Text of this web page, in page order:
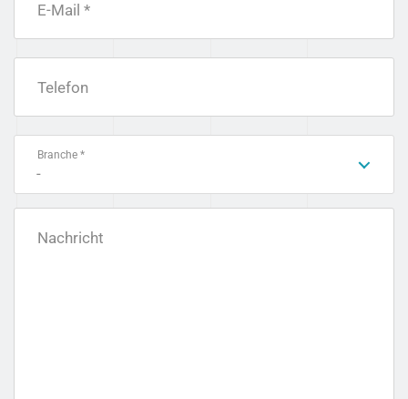
E-Mail *
Telefon
Branche *
-
Nachricht